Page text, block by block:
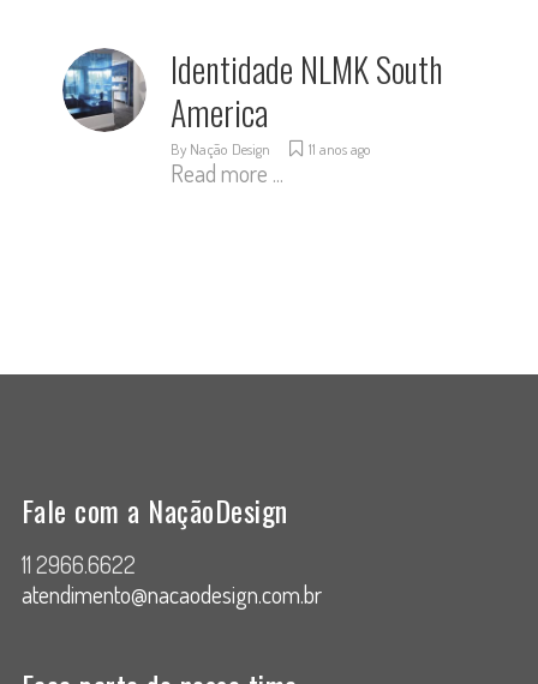
Identidade NLMK South
America
By Nação Design 11 anos ago
Read more ...
Fale com a NaçãoDesign
11 2966.6622
atendimento@nacaodesign.com.br